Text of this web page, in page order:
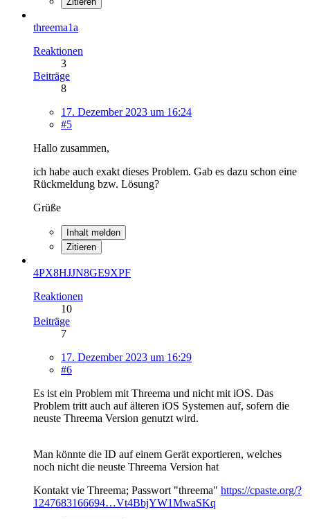
threema1a
Reaktionen
3
Beiträge
8
17. Dezember 2023 um 16:24
#5
Hallo zusammen,
ich habe auch exakt dieses Problem. Gab es dazu schon eine
Rückmeldung bzw. Lösung?
Grüße
Inhalt melden
Zitieren
4PX8HJJN8GE9XPF
Reaktionen
10
Beiträge
7
17. Dezember 2023 um 16:29
#6
Es ist ein Problem mit Threema und nicht mit iOS. Das
Problem tritt auch auf älteren iOS Systemen auf, sofern die
neuste Threema Version genutzt wird.
Man könnte die ID auf einem Gerät exportieren, welches
noch nicht die neuste Threema Version hat
Kontakt vie Threema; Passwort "threema" https://cpaste.org/?
1247683166694…Vt4BbjYW1MwaSKq